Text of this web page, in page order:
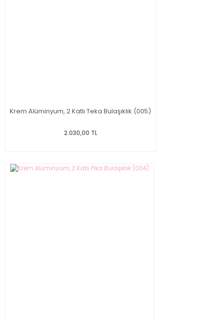
Krem Alüminyum, 2 Katlı Teka Bulaşıklık (005)
2.030,00 TL